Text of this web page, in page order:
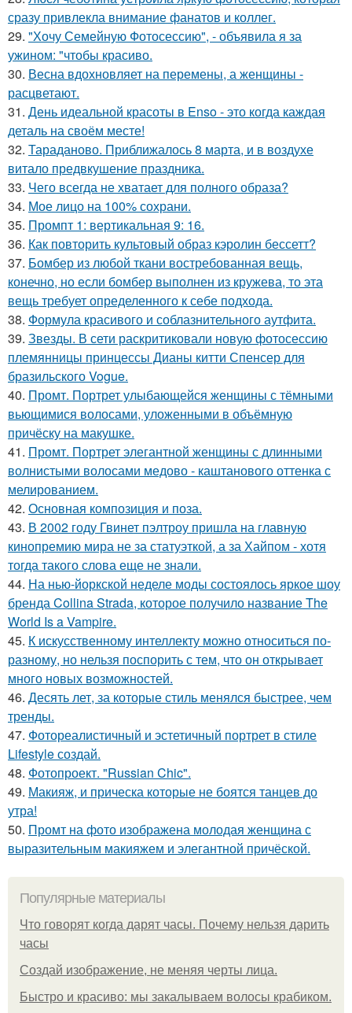
сразу привлекла внимание фанатов и коллег.
29. "Хочу Семейную Фотосессию", - объявила я за
ужином: "чтобы красиво.
30. Весна вдохновляет на перемены, а женщины -
расцветают.
31. День идеальной красоты в Enso - это когда каждая
деталь на своём месте!
32. Тараданово. Приближалось 8 марта, и в воздухе
витало предвкушение праздника.
33. Чего всегда не хватает для полного образа?
34. Мое лицо на 100% сохрани.
35. Промпт 1: вертикальная 9: 16.
36. Как повторить культовый образ кэролин бессетт?
37. Бомбер из любой ткани востребованная вещь,
конечно, но если бомбер выполнен из кружева, то эта
вещь требует определенного к себе подхода.
38. Формула красивого и соблазнительного аутфита.
39. Звезды. В сети раскритиковали новую фотосессию
племянницы принцессы Дианы китти Спенсер для
бразильского Vogue.
40. Промт. Портрет улыбающейся женщины с тёмными
вьющимися волосами, уложенными в объёмную
причёску на макушке.
41. Промт. Портрет элегантной женщины с длинными
волнистыми волосами медово - каштанового оттенка с
мелированием.
42. Основная композиция и поза.
43. В 2002 году Гвинет пэлтроу пришла на главную
кинопремию мира не за статуэткой, а за Хайпом - хотя
тогда такого слова еще не знали.
44. На нью-йоркской неделе моды состоялось яркое шоу
бренда Collina Strada, которое получило название The
World Is a Vampire.
45. К искусственному интеллекту можно относиться по-
разному, но нельзя поспорить с тем, что он открывает
много новых возможностей.
46. Десять лет, за которые стиль менялся быстрее, чем
тренды.
47. Фотореалистичный и эстетичный портрет в стиле
Lifestyle создай.
48. Фотопроект. "Russian Chic".
49. Макияж, и прическа которые не боятся танцев до
утра!
50. Промт на фото изображена молодая женщина с
выразительным макияжем и элегантной причёской.
Популярные материалы
Что говорят когда дарят часы. Почему нельзя дарить
часы
Создай изображение, не меняя черты лица.
Быстро и красиво: мы закалываем волосы крабиком.